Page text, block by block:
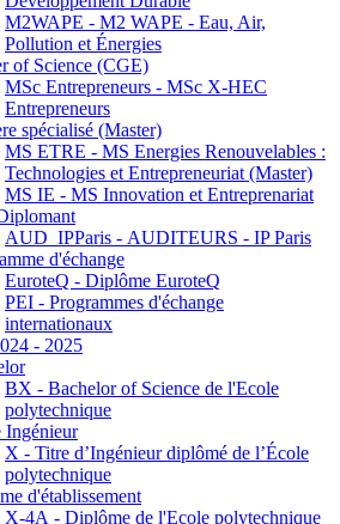
M2WAPE - M2 WAPE - Eau, Air,
Pollution et Énergies
of Science (CGE)
MSc Entrepreneurs - MSc X-HEC
Entrepreneurs
spécialisé (Master)
MS ETRE - MS Energies Renouvelables :
Technologies et Entrepreneuriat (Master)
MS IE - MS Innovation et Entreprenariat
AUD_IPParis - AUDITEURS - IP Paris
d'échange
EuroteQ - Diplôme EuroteQ
PEI - Programmes d'échange
internationaux
- 2025
BX - Bachelor of Science de l'Ecole
polytechnique
Ingénieur
X - Titre d’Ingénieur diplômé de l’École
polytechnique
d'établissement
X-4A - Diplôme de l'Ecole polytechnique